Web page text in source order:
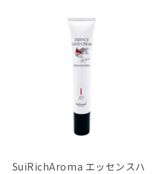
SuiRichAroma エッセンスハ